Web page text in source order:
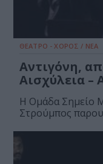
ΘΕΑΤΡΟ - ΧΟΡΟΣ / ΝΕΑ
Αντιγόνη,
Αισχύλεια –
Η Ομάδα Σημείο
Στρούμπος